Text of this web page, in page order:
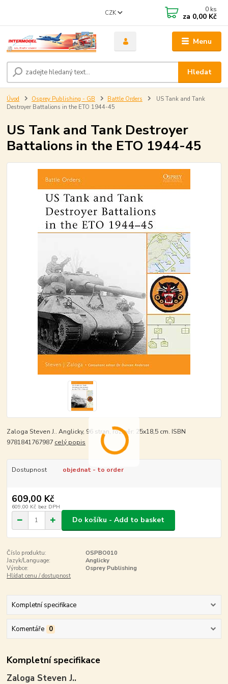
Menu
CZK
Hledat
0 ks
za 0,00 Kč
Úvod Osprey Publishing - GB Battle Orders
US Tank and Tank
Destroyer Battalions in the ETO 1944-45
US Tank and Tank Destroyer
Battalions in the ETO 1944-45
Zaloga Steven J.. Anglicky, 96 stran, rozměr: 25x18,5 cm. ISBN
9781841767987 celý popis
Dostupnost objednat - to order
609,00 Kč
609,00 Kč bez DPH
Do košíku - Add to basket
Číslo produktu:
OSPBO010
Jazyk/Language:
Anglicky
Výrobce:
Osprey Publishing
Hlídat cenu / dostupnost
Kompletní specifikace
Komentáře 0
Kompletní specifikace
Zaloga Steven J..